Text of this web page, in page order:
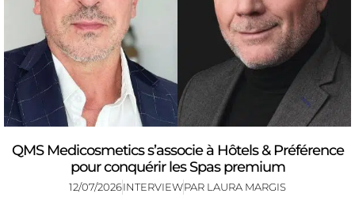
QMS Medicosmetics s’associe à Hôtels & Préférence
pour conquérir les Spas premium
12/07/2026INTERVIEWPAR LAURA MARGIS